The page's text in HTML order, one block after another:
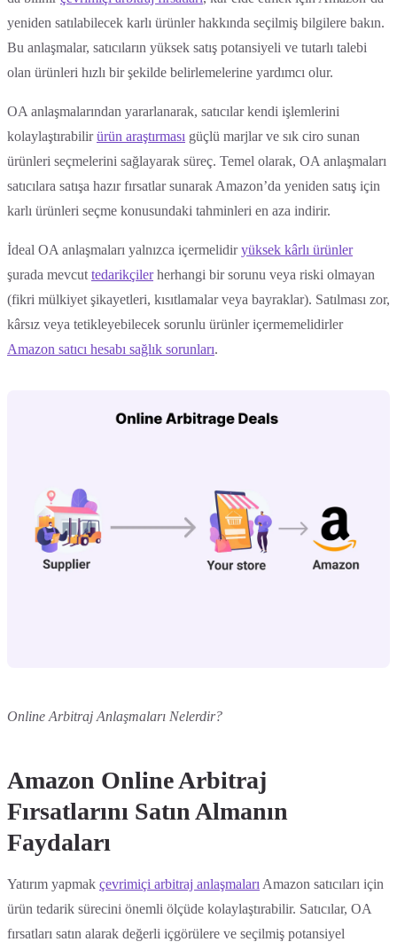
yeniden satılabilecek karlı ürünler hakkında seçilmiş bilgilere bakın.
Bu anlaşmalar, satıcıların yüksek satış potansiyeli ve tutarlı talebi
olan ürünleri hızlı bir şekilde belirlemelerine yardımcı olur.
OA anlaşmalarından yararlanarak, satıcılar kendi işlemlerini
kolaylaştırabilirürün araştırması güçlü marjlar ve sık ciro sunan
ürünleri seçmelerini sağlayarak süreç. Temel olarak, OA anlaşmaları
satıcılara satışa hazır fırsatlar sunarak Amazon’da yeniden satış için
karlı ürünleri seçme konusundaki tahminleri en aza indirir.
İdeal OA anlaşmaları yalnızca içermelidiryüksek kârlı ürünler
şurada mevcut tedarikçilerherhangi bir sorunu veya riski olmayan
(fikri mülkiyet şikayetleri, kısıtlamalar veya bayraklar). Satılması zor,
kârsız veya tetikleyebilecek sorunlu ürünler içermemelidirler
Amazon satıcı hesabı sağlık sorunları.
Online Arbitraj Anlaşmaları Nelerdir?
Amazon Online Arbitraj
Fırsatlarını Satın Almanın
Faydaları
Yatırım yapmak çevrimiçi arbitraj anlaşmaları Amazon satıcıları için
ürün tedarik sürecini önemli ölçüde kolaylaştırabilir. Satıcılar, OA
fırsatları satın alarak değerli içgörülere ve seçilmiş potansiyel